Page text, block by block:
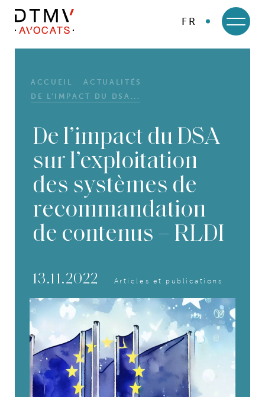
FR
ACCUEIL
ACTUALITÉS
DE L’IMPACT DU DSA...
De l’impact du DSA
sur l’exploitation
des systèmes de
recommandation
de contenus – RLDI
13.11.2022 Articles et publications